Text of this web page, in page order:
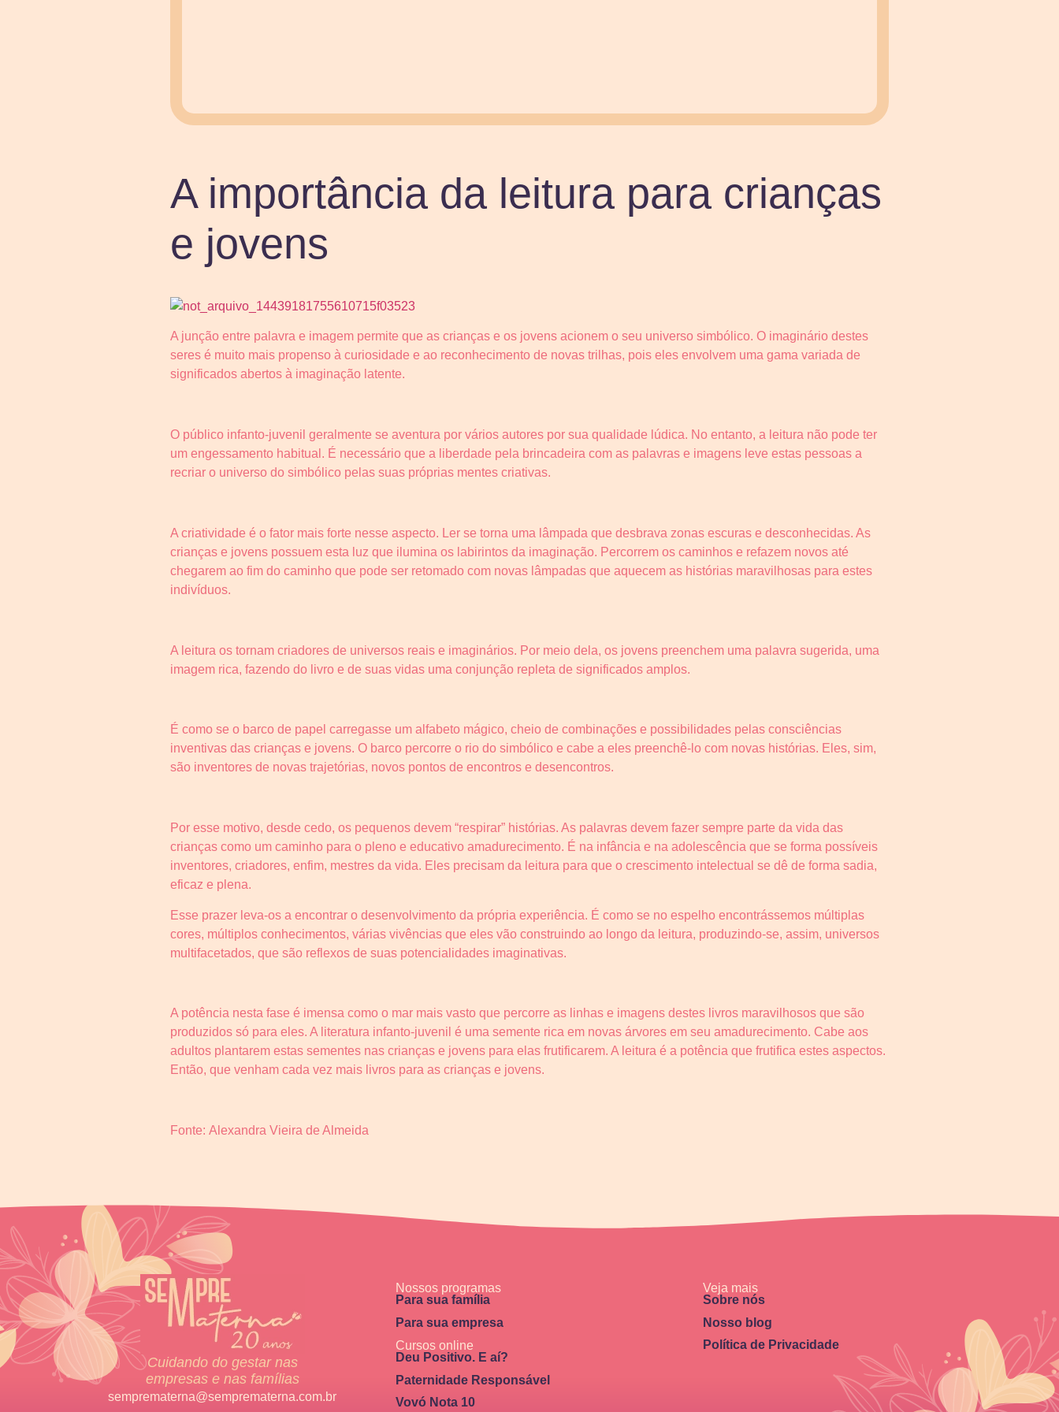
A importância da leitura para crianças
e jovens
A junção entre palavra e imagem permite que as crianças e os jovens acionem o seu universo simbólico. O imaginário destes
seres é muito mais propenso à curiosidade e ao reconhecimento de novas trilhas, pois eles envolvem uma gama variada de
significados abertos à imaginação latente.
O público infanto-juvenil geralmente se aventura por vários autores por sua qualidade lúdica. No entanto, a leitura não pode ter
um engessamento habitual. É necessário que a liberdade pela brincadeira com as palavras e imagens leve estas pessoas a
recriar o universo do simbólico pelas suas próprias mentes criativas.
A criatividade é o fator mais forte nesse aspecto. Ler se torna uma lâmpada que desbrava zonas escuras e desconhecidas. As
crianças e jovens possuem esta luz que ilumina os labirintos da imaginação. Percorrem os caminhos e refazem novos até
chegarem ao fim do caminho que pode ser retomado com novas lâmpadas que aquecem as histórias maravilhosas para estes
indivíduos.
A leitura os tornam criadores de universos reais e imaginários. Por meio dela, os jovens preenchem uma palavra sugerida, uma
imagem rica, fazendo do livro e de suas vidas uma conjunção repleta de significados amplos.
É como se o barco de papel carregasse um alfabeto mágico, cheio de combinações e possibilidades pelas consciências
inventivas das crianças e jovens. O barco percorre o rio do simbólico e cabe a eles preenchê-lo com novas histórias. Eles, sim,
são inventores de novas trajetórias, novos pontos de encontros e desencontros.
Por esse motivo, desde cedo, os pequenos devem “respirar” histórias. As palavras devem fazer sempre parte da vida das
crianças como um caminho para o pleno e educativo amadurecimento. É na infância e na adolescência que se forma possíveis
inventores, criadores, enfim, mestres da vida. Eles precisam da leitura para que o crescimento intelectual se dê de forma sadia,
eficaz e plena.
Esse prazer leva-os a encontrar o desenvolvimento da própria experiência. É como se no espelho encontrássemos múltiplas
cores, múltiplos conhecimentos, várias vivências que eles vão construindo ao longo da leitura, produzindo-se, assim, universos
multifacetados, que são reflexos de suas potencialidades imaginativas.
A potência nesta fase é imensa como o mar mais vasto que percorre as linhas e imagens destes livros maravilhosos que são
produzidos só para eles. A literatura infanto-juvenil é uma semente rica em novas árvores em seu amadurecimento. Cabe aos
adultos plantarem estas sementes nas crianças e jovens para elas frutificarem. A leitura é a potência que frutifica estes aspectos.
Então, que venham cada vez mais livros para as crianças e jovens.
Fonte: Alexandra Vieira de Almeida
Cuidando do gestar nas
empresas e nas famílias
semprematerna@semprematerna.com.br
Nossos programas
Para sua família
Para sua empresa
Cursos online
Deu Positivo. E aí?
Paternidade Responsável
Vovó Nota 10
Veja mais
Sobre nós
Nosso blog
Política de Privacidade